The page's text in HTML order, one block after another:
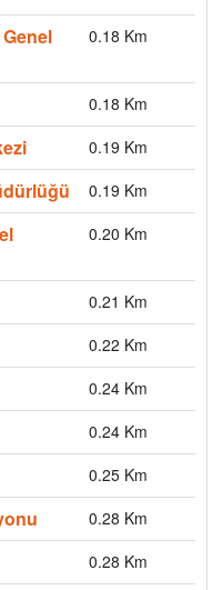
0.18 Km
0.18 Km
0.19 Km
0.19 Km
0.20 Km
0.21 Km
0.22 Km
0.24 Km
0.24 Km
0.25 Km
0.28 Km
0.28 Km